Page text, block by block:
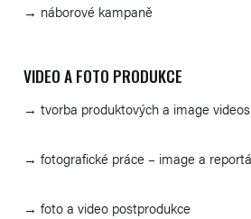
→ náborové kampaně
VIDEO A FOTO PRODUKCE
→ tvorba produktových a image
→ fotografické práce – image a
→ foto a video postprodukce